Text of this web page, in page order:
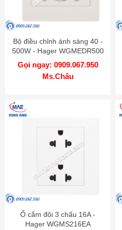
Bộ điều chỉnh ánh sáng 40 -
500W - Hager WGMEDR500
Gọi ngay: 0909.067.950
Ms.Châu
Ổ cắm đôi 3 chấu 16A -
Hager WGMS216EA